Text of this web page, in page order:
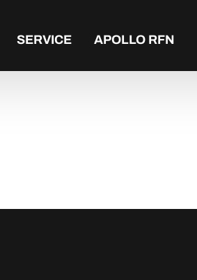
SERVICE APOLLO RFN